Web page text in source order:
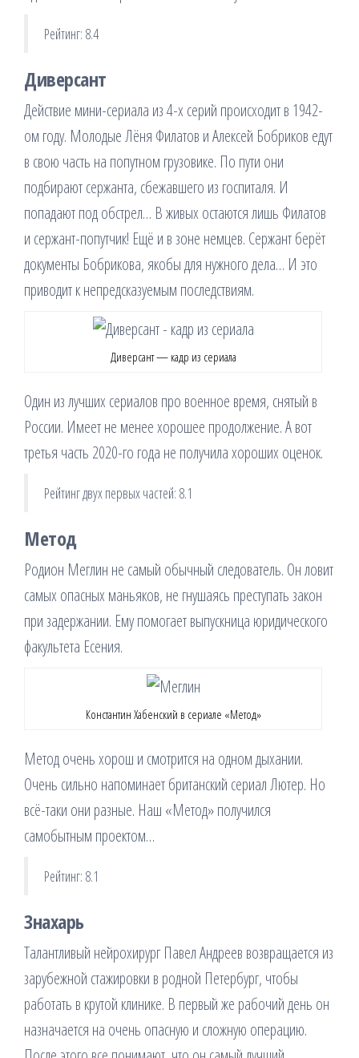
Рейтинг: 8.4
Диверсант
Действие мини-сериала из 4-х серий происходит в 1942-
ом году. Молодые Лёня Филатов и Алексей Бобриков едут
в свою часть на попутном грузовике. По пути они
подбирают сержанта, сбежавшего из госпиталя. И
попадают под обстрел… В живых остаются лишь Филатов
и сержант-попутчик! Ещё и в зоне немцев. Сержант берёт
документы Бобрикова, якобы для нужного дела… И это
приводит к непредсказуемым последствиям.
Диверсант — кадр из сериала
Один из лучших сериалов про военное время, снятый в
России. Имеет не менее хорошее продолжение. А вот
третья часть 2020-го года не получила хороших оценок.
Рейтинг двух первых частей: 8.1
Метод
Родион Меглин не самый обычный следователь. Он ловит
самых опасных маньяков, не гнушаясь преступать закон
при задержании. Ему помогает выпускница юридического
факультета Есения.
Константин Хабенский в сериале «Метод»
Метод очень хорош и смотрится на одном дыхании.
Очень сильно напоминает британский сериал Лютер. Но
всё-таки они разные. Наш «Метод» получился
самобытным проектом…
Рейтинг: 8.1
Знахарь
Талантливый нейрохирург Павел Андреев возвращается из
зарубежной стажировки в родной Петербург, чтобы
работать в крутой клинике. В первый же рабочий день он
назначается на очень опасную и сложную операцию.